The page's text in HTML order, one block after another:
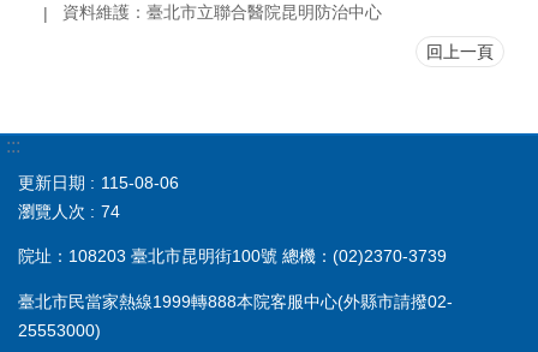
資料維護：臺北市立聯合醫院昆明防治中心
回上一頁
:::
更新日期
115-08-06
瀏覽人次
74
院址：108203 臺北市昆明街100號 總機：(02)2370-3739
臺北市民當家熱線1999轉888本院客服中心(外縣市請撥02-
25553000)